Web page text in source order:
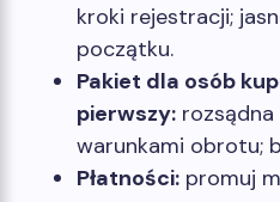
kroki rejestracji;
początku.
Pakiet dla osób
pierwszy:
warunkami obrotu;
Płatności: promuj